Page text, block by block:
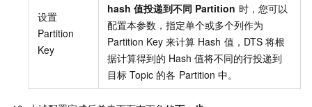
设置
Partition
Key
hash 值投递到不同 Partition 时，您可以
配置本参数，指定单个或多个列作为
Partition Key 来计算 Hash 值，DTS 将根
据计算得到的 Hash 值将不同的行投递到
目标 Topic 的各 Partition 中。